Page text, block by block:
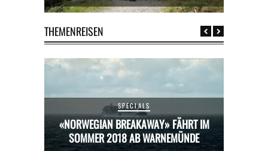
THEMENREISEN
SPECIALS
«NORWEGIAN BREAKAWAY» FÄHRT IM
SOMMER 2018 AB WARNEMÜNDE